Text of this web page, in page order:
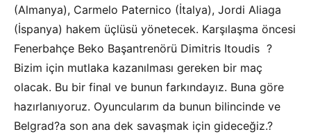
(Almanya), Carmelo Paternico (İtalya), Jordi Aliaga
(İspanya) hakem üçlüsü yönetecek. Karşılaşma öncesi
Fenerbahçe Beko Başantrenörü Dimitris Itoudis ?
Bizim için mutlaka kazanılması gereken bir maç
olacak. Bu bir final ve bunun farkındayız. Buna göre
hazırlanıyoruz. Oyuncularım da bunun bilincinde ve
Belgrad?a son ana dek savaşmak için gideceğiz.?